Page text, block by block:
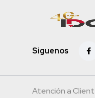
Siguenos
Atención a